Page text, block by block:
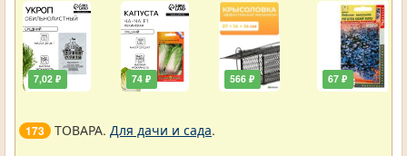
7,02 ₽ 74 ₽ 566 ₽ 67 ₽
173 ТОВАРА. Для дачи и сада.